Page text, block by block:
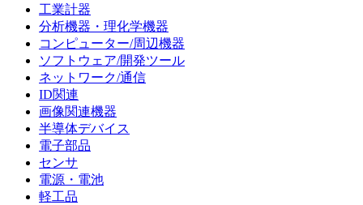
工業計器
分析機器・理化学機器
コンピューター/周辺機器
ソフトウェア/開発ツール
ネットワーク/通信
ID関連
画像関連機器
半導体デバイス
電子部品
センサ
電源・電池
軽工品